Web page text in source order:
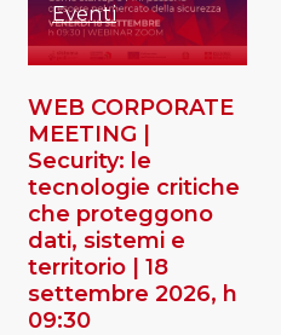
Eventi
WEB CORPORATE
MEETING |
Security: le
tecnologie critiche
che proteggono
dati, sistemi e
territorio | 18
settembre 2026, h
09:30